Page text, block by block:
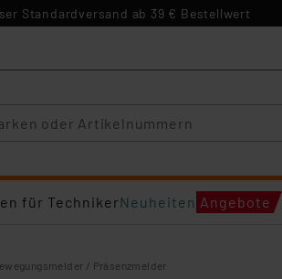
Standardversand ab 39 € Bestellwert
für TechnikerNeuheiten Angebote
/ Präsenzmelder